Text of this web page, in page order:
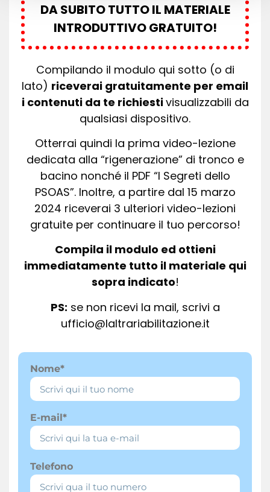
DA SUBITO TUTTO IL MATERIALE
INTRODUTTIVO GRATUITO!
Compilando il modulo qui sotto (o di
lato) riceverai gratuitamente per email
i contenuti da te richiestivisualizzabili da
qualsiasi dispositivo.
Otterrai quindi la prima video-lezione
dedicata alla “rigenerazione” di tronco e
bacino nonché il PDF “I Segreti dello
PSOAS”. Inoltre, a partire dal 15 marzo
2024 riceverai 3 ulteriori video-lezioni
gratuite per continuare il tuo percorso!
Compila il modulo ed ottieni
immediatamente tutto il materiale qui
sopra indicato!
PS: se non ricevi la mail, scrivi a
ufficio@laltrariabilitazione.it
Nome*
E-mail*
Telefono